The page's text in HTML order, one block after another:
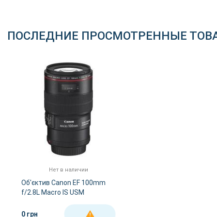
ПОСЛЕДНИЕ ПРОСМОТРЕННЫЕ
Нет в наличии
Об'єктив Canon EF 100mm
f/2.8L Macro IS USM
0 грн ДЕТАЛЬНЕЕ